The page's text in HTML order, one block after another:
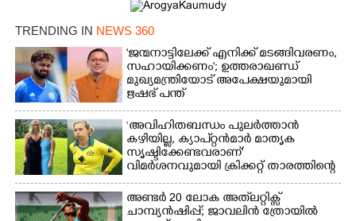
TRENDING IN NEWS 360
'ജന്മനാട്ടിലേക്ക് എനിക്ക് മടങ്ങിവരണം,
സഹായിക്കണം'; ഉത്തരാഖണ്ഡ്
മുഖ്യമന്ത്രിയോട് അപേക്ഷയുമായി
ഋഷഭ് പന്ത്
‘അവിഹിതബന്ധം പുലർത്താൻ
കഴിയില്ല,​ ക്യാപ്റ്റൻമാർ മാതൃക
സൃഷ്ടിക്കേണ്ടവരാണ്'
വിമർശനവുമായി ക്രിക്കറ്റ് താരത്തിന്റെ
ഭാര്യ
അണ്ടർ 20 ലോക അത്‌ലറ്റിക്സ്
ചാമ്പ്യൻഷിപ്പ്; ജാവലിൻ ത്രോയിൽ